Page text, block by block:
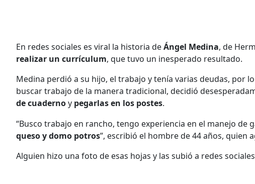
En redes sociales es viral la historia deÁngel Medina, de
realizar un currículum, que tuvo un inesperado resultado.
Medina perdió a su hijo, el trabajo y tenía varias deudas, por
buscar trabajo de la manera tradicional, decidió
de cuadernoy pegarlas en los postes.
“Busco trabajo en rancho, tengo experiencia en el manejo de
queso y domo potros”, escribió el hombre de 44 años, quien
Alguien hizo una foto de esas hojas y las subió a redes